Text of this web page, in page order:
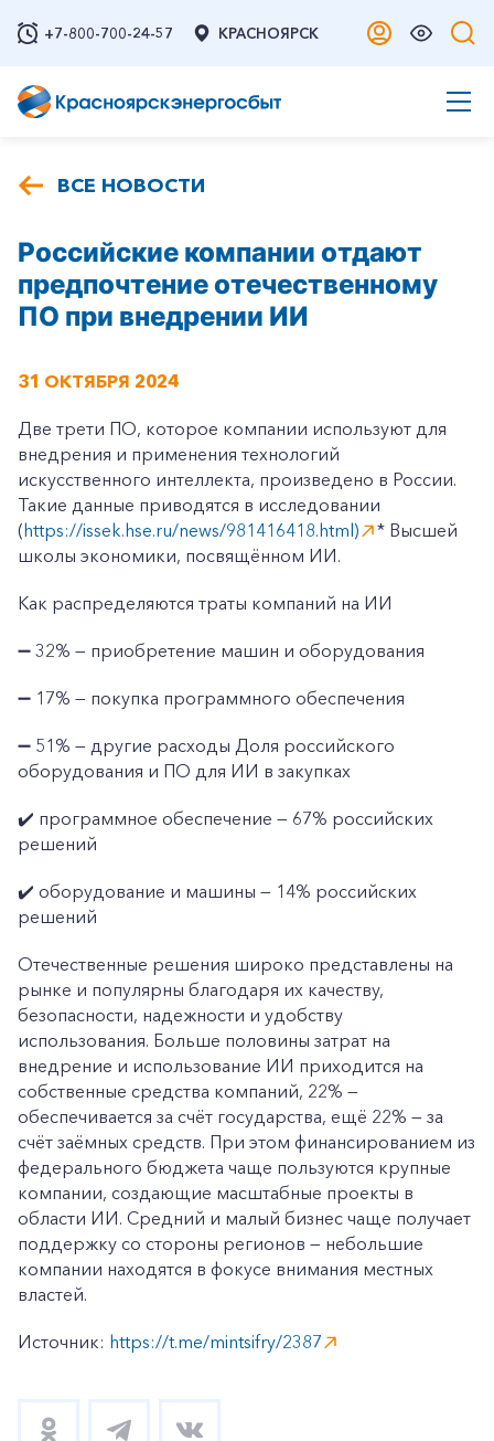
+7-800-700-24-57 КРАСНОЯРСК
ВСЕ НОВОСТИ
Российские компании отдают
предпочтение отечественному
ПО при внедрении ИИ
31 ОКТЯБРЯ 2024
Две трети ПО, которое компании используют для
внедрения и применения технологий
искусственного интеллекта, произведено в России.
Такие данные приводятся в исследовании
(https://issek.hse.ru/news/981416418.html)
* Высшей
школы экономики, посвящённом ИИ.
Как распределяются траты компаний на ИИ
➖ 32% — приобретение машин и оборудования
➖ 17% — покупка программного обеспечения
➖ 51% — другие расходы Доля российского
оборудования и ПО для ИИ в закупках
✔️ программное обеспечение — 67% российских
решений
✔️ оборудование и машины — 14% российских
решений
Отечественные решения широко представлены на
рынке и популярны благодаря их качеству,
безопасности, надежности и удобству
использования. Больше половины затрат на
внедрение и использование ИИ приходится на
собственные средства компаний, 22% —
обеспечивается за счёт государства, ещё 22% — за
счёт заёмных средств. При этом финансированием из
федерального бюджета чаще пользуются крупные
компании, создающие масштабные проекты в
области ИИ. Средний и малый бизнес чаще получает
поддержку со стороны регионов — небольшие
компании находятся в фокусе внимания местных
властей.
Источник: https://t.me/mintsifry/2387